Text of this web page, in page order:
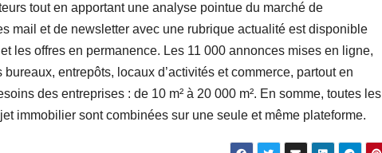
tout en apportant une analyse pointue du marché de
mail et de newsletter avec une rubrique actualité est disponible
les offres en permanence. Les 11 000 annonces mises en ligne,
entrepôts, locaux d’activités et commerce, partout en
des entreprises : de 10 m² à 20 000 m². En somme, toutes les
immobilier sont combinées sur une seule et même plateforme.